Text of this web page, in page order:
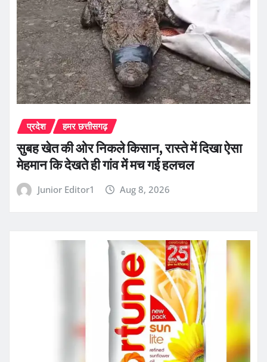
प्रदेश हमर छत्तीसगढ़
सुबह खेत की ओर निकले किसान, रास्ते में दिखा ऐसा
मेहमान कि देखते ही गांव में मच गई हलचल
Junior Editor1 Aug 8, 2026